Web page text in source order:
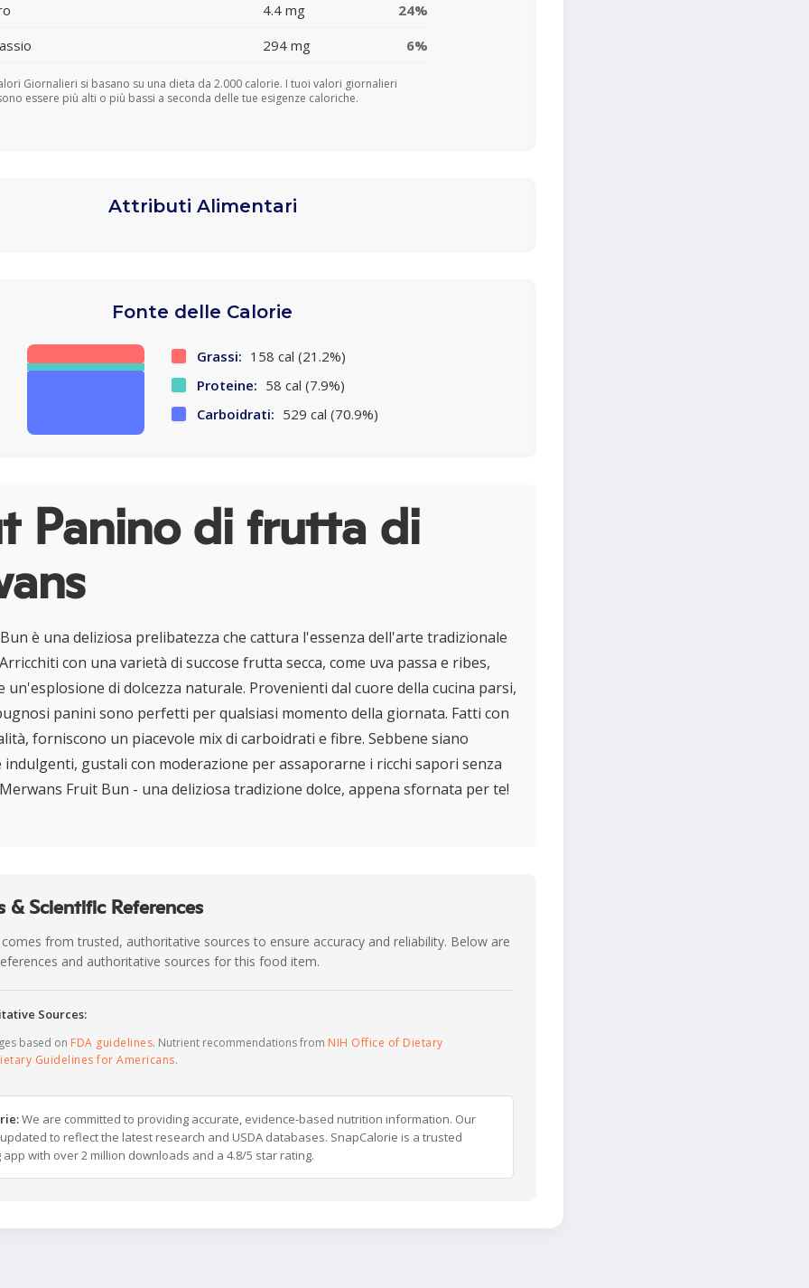
4.4 mg
24%
294 mg 6%
Giornalieri si basano su una dieta da 2.000 calorie. I tuoi valori giornalieri
essere più alti o più bassi a seconda delle tue esigenze caloriche.
Attributi Alimentari
Fonte delle Calorie
Grassi: 158 cal (21.2%)
Proteine: 58 cal (7.9%)
Carboidrati: 529 cal (70.9%)
Panino di frutta di
è una deliziosa prelibatezza che cattura l'essenza dell'arte tradizionale
con una varietà di succose frutta secca, come uva passa e ribes,
di dolcezza naturale. Provenienti dal cuore della cucina parsi,
panini sono perfetti per qualsiasi momento della giornata. Fatti con
forniscono un piacevole mix di carboidrati e fibre. Sebbene siano
gustali con moderazione per assaporarne i ricchi sapori senza
Fruit Bun - una deliziosa tradizione dolce, appena sfornata per te!
& Scientific References
from trusted, authoritative sources to ensure accuracy and reliability. Below are
and authoritative sources for this food item.
Sources:
based on FDA guidelines. Nutrient recommendations from NIH Office of Dietary
Guidelines for Americans.
We are committed to providing accurate, evidence-based nutrition information. Our
to reflect the latest research and USDA databases. SnapCalorie is a trusted
with over 2 million downloads and a 4.8/5 star rating.